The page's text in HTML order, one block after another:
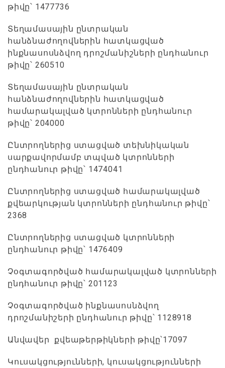
թիվը՝ 1477736
Տեղամասային ընտրական
հանձնաժողովներին հատկացված
ինքնասոսնձվող դրոշմանիշների ընդհանուր
թիվը՝ 260510
Տեղամասային ընտրական
հանձնաժողովներին հատկացված
համարակալված կտրոնների ընդհանուր
թիվը՝ 204000
Ընտրողներից ստացված տեխնիկական
սարքավորմամբ տպված կտրոնների
ընդհանուր թիվը՝ 1474041
Ընտրողներից ստացված համարակալված
քվեարկության կտրոնների ընդհանուր թիվը՝
2368
Ընտրողներից ստացված կտրոնների
ընդհանուր թիվը՝ 1476409
Չօգտագործված համարակալված կտրոնների
ընդհանուր թիվը՝ 201123
Չօգտագործված ինքնասոսնձվող
դրոշմանիշերի ընդհանուր թիվը՝ 1128918
Անվավեր քվեաթերթիկների թիվը՝17097
Կուսակցությունների, կուսակցությունների